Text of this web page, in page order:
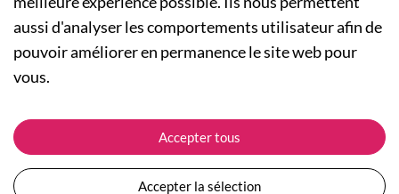
A PROPOS
Qui sommes-nous ?
Actualités
Nos engagements
Plan du site
NOS RUBRIQUES
Collection Femme
Collection Enfants
Les Totebags
ASSISTANCE
Suivre ma commande
Expédition et livraison
aussi d'analyser les comportements utilisateur afin de
pouvoir améliorer en permanence le site web pour
vous.
Accepter tous
Accepter la sélection